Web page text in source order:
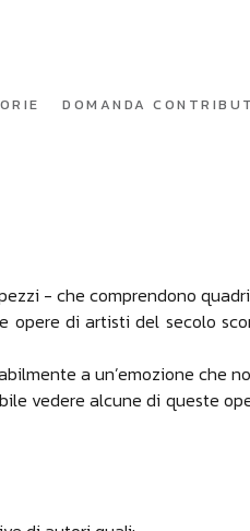
DOMANDA
- che comprendono
di artisti del secolo
a un’emozione che
vedere alcune di queste